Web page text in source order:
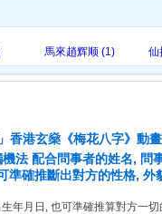
馬來趙辉顺 (1) 仙
香港玄燊《梅花八字》動
法 配合問事者的姓名, 問
準確推斷出對方的性格, 外
年月日, 也可準確推算對方一